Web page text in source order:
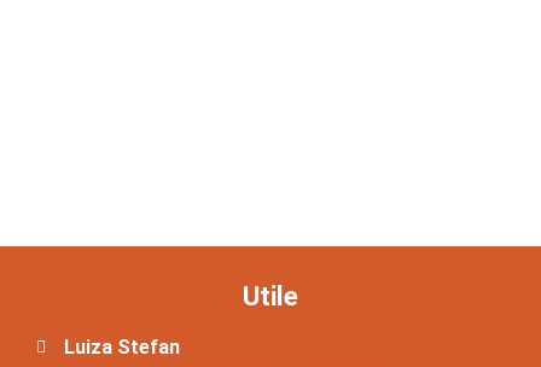
Utile
Luiza Stefan